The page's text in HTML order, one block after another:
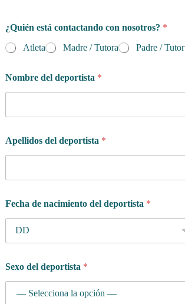
o
r
t
r
n
a
í
¿Quién está contactando con nosotros? *
Atleta
Madre / Tutora Padre / Tutor
Nombre del deportista *
Apellidos del deportista *
Fecha de nacimiento del deportista *
Sexo del deportista *